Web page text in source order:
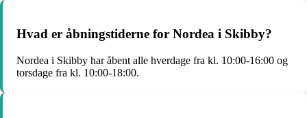
Hvad er åbningstiderne for Nordea i Skibby?
Nordea i Skibby har åbent alle hverdage fra kl. 10:00-16:00 og
torsdage fra kl. 10:00-18:00.